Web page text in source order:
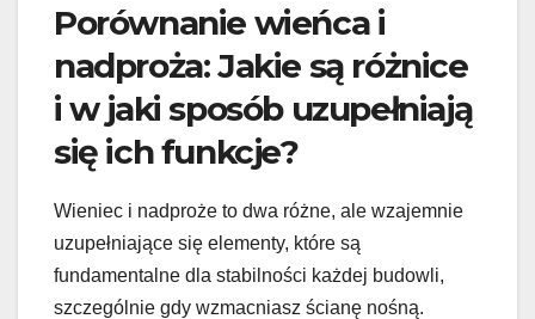
Porównanie wieńca i
nadproża: Jakie są różnice
i w jaki sposób uzupełniają
się ich funkcje?
Wieniec i nadproże to dwa różne, ale wzajemnie
uzupełniające się elementy, które są
fundamentalne dla stabilności każdej budowli,
szczególnie gdy wzmacniasz ścianę nośną.